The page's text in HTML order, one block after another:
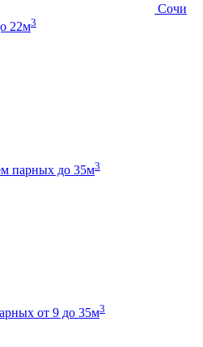
Сочи
22м3
парных до 35м3
от 9 до 35м3